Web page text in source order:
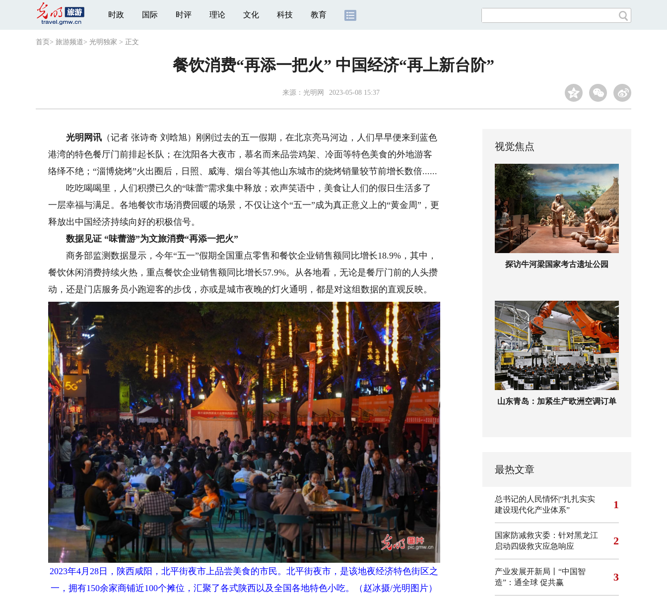
时政 国际 时评 理论 文化 科技 教育
首页 > 旅游频道> 光明独家 > 正文
餐饮消费“再添一把火” 中国经济“再上新台阶”
来源： 光明网 2023-05-08 15:37
光明网讯 （记者 张诗奇 刘晗旭）刚刚过去的五一假期，在北京亮马河边，人们早早便来到蓝色
港湾的特色餐厅门前排起长队；在沈阳各大夜市，慕名而来品尝鸡架、冷面等特色美食的外地游客
络绎不绝；“淄博烧烤”火出圈后，日照、威海、烟台等其他山东城市的烧烤销量较节前增长数倍......
吃吃喝喝里，人们积攒已久的“味蕾”需求集中释放；欢声笑语中，美食让人们的假日生活多了
一层幸福与满足。各地餐饮市场消费回暖的场景，不仅让这个“五一”成为真正意义上的“黄金周”，更
释放出中国经济持续向好的积极信号。
数据见证 “味蕾游”为文旅消费“再添一把火”
商务部监测数据显示，今年“五一”假期全国重点零售和餐饮企业销售额同比增长18.9%，其中，
餐饮休闲消费持续火热，重点餐饮企业销售额同比增长57.9%。从各地看，无论是餐厅门前的人头攒
动，还是门店服务员小跑迎客的步伐，亦或是城市夜晚的灯火通明，都是对这组数据的直观反映。
2023年4月28日，陕西咸阳，北平街夜市上品尝美食的市民。北平街夜市，是该地夜经济特色街区之
一，拥有150余家商铺近100个摊位，汇聚了各式陕西以及全国各地特色小吃。（赵冰摄/光明图片）
视觉焦点
探访牛河梁国家考古遗址公园
山东青岛：加紧生产欧洲空调订单
最热文章
总书记的人民情怀|“扎扎实实
建设现代化产业体系”
1
国家防减救灾委：针对黑龙江
启动四级救灾应急响应
2
产业发展开新局丨“中国智
造”：通全球 促共赢
3